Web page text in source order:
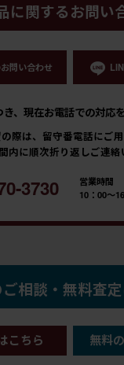
に関するお問い
問い合わせ
き、現在お電話での対応
際は、留守番電話にご
内に順次折り返しご連絡
3730
営業時間
10：00～
相談・無料査
794
買取鑑定
090-
こちら 無料